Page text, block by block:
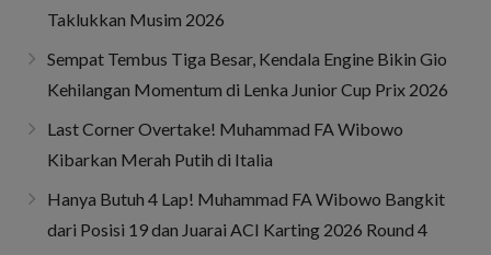
Taklukkan Musim 2026
Sempat Tembus Tiga Besar, Kendala Engine Bikin Gio
Kehilangan Momentum di Lenka Junior Cup Prix 2026
Last Corner Overtake! Muhammad FA Wibowo
Kibarkan Merah Putih di Italia
Hanya Butuh 4 Lap! Muhammad FA Wibowo Bangkit
dari Posisi 19 dan Juarai ACI Karting 2026 Round 4